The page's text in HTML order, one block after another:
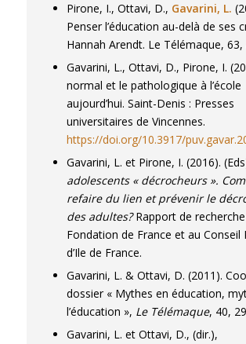
la pathologisation des conduites et
comportements adolescents;
sur la transmission (modalités du
processus de subjectivation et
déliaison à l’œuvre dans l’institution ).
m’intéresse depuis plusieurs
discours sur la crise de l’éducation à
de l’Europe, dans leurs rapports
débats politiques nationaux et
contemporains (cf.Partenariat
Trois types de dispositifs inspirés
démarche psychanalytique, sont
dans ma clinique et mes recherches:
groupes de parole d’adolescents,
groupes d’analyse de pratique
(type Balint), des observations
espaces formels et informels.
Pirone, I., Ottavi, D., Gavarini, L.
Penser l’éducation au-delà de ses
Hannah Arendt. Le Télémaque, 63,
Gavarini, L., Ottavi, D., Pirone, I.
normal et le pathologique à l’école
aujourd’hui. Saint-Denis : Presses
universitaires de Vincennes.
https://doi.org/10.3917/
Gavarini, L. et Pirone, I. (2016).
adolescents « décrocheurs ».
refaire du lien et prévenir le
des adultes?Rapport de
Fondation de France et au Conseil
d’Ile de France.
Gavarini, L. & Ottavi, D. (2011).
dossier « Mythes en éducation,
l’éducation », Le Télémaque, 40,
Gavarini, L. et Ottavi, D., (dir.),